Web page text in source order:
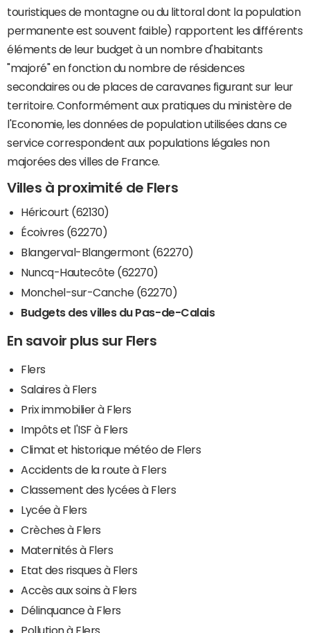
touristiques de montagne ou du littoral dont la population
permanente est souvent faible) rapportent les différents
éléments de leur budget à un nombre d'habitants
"majoré" en fonction du nombre de résidences
secondaires ou de places de caravanes figurant sur leur
territoire. Conformément aux pratiques du ministère de
l'Economie, les données de population utilisées dans ce
service correspondent aux populations légales non
majorées des villes de France.
Villes à proximité de Flers
Héricourt (62130)
Écoivres (62270)
Blangerval-Blangermont (62270)
Nuncq-Hautecôte (62270)
Monchel-sur-Canche (62270)
Budgets des villes du Pas-de-Calais
En savoir plus sur Flers
Flers
Salaires à Flers
Prix immobilier à Flers
Impôts et l'ISF à Flers
Climat et historique météo de Flers
Accidents de la route à Flers
Classement des lycées à Flers
Lycée à Flers
Crèches à Flers
Maternités à Flers
Etat des risques à Flers
Accès aux soins à Flers
Délinquance à Flers
Pollution à Flers